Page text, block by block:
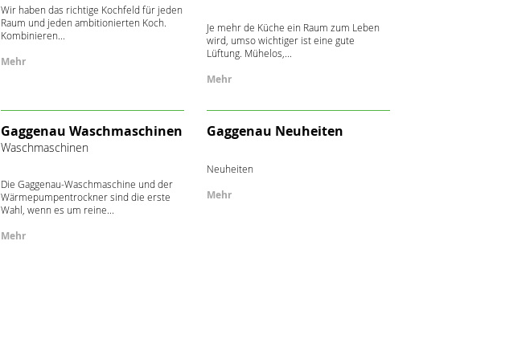
Wir haben das richtige Kochfeld für jeden
Raum und jeden ambitionierten Koch.
Kombinieren...
Mehr
Je mehr de Küche ein Raum zum Leben
wird, umso wichtiger ist eine gute
Lüftung. Mühelos,...
Mehr
Gaggenau Waschmaschinen
Waschmaschinen
Die Gaggenau-Waschmaschine und der
Wärmepumpentrockner sind die erste
Wahl, wenn es um reine...
Mehr
Gaggenau Neuheiten
Neuheiten
Mehr